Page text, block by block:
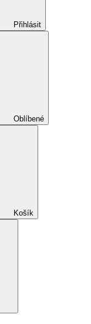
Přihlásit
Oblíbené
Košík